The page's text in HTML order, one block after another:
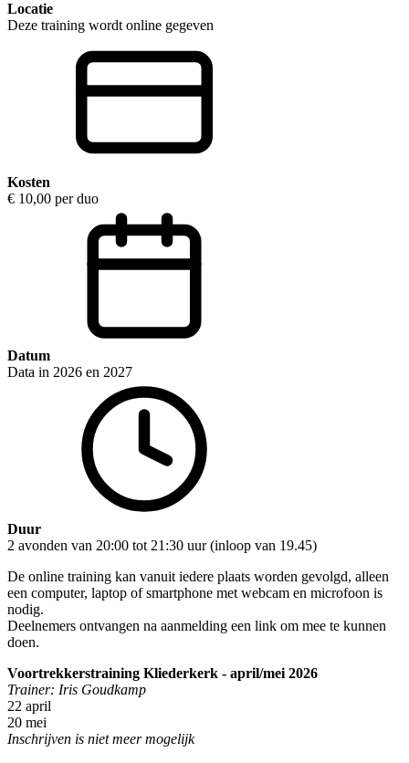
Locatie
Deze training wordt online gegeven
Kosten
€ 10,00 per duo
Datum
Data in 2026 en 2027
Duur
2 avonden van 20:00 tot 21:30 uur (inloop van 19.45)
De online training kan vanuit iedere plaats worden gevolgd, alleen
een computer, laptop of smartphone met webcam en microfoon is
nodig.
Deelnemers ontvangen na aanmelding een link om mee te kunnen
doen.
Voortrekkerstraining Kliederkerk - april/mei 2026
Trainer: Iris Goudkamp
22 april
20 mei
Inschrijven is niet meer mogelijk